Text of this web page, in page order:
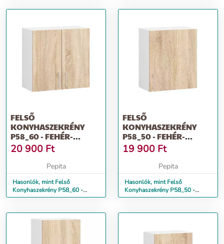
FELSŐ
KONYHASZEKRÉNY
P58_60 - FEHÉR-
SONOMA
20 900 Ft
Pepita
Hasonlók, mint Felső
Konyhaszekrény P58_60 -
fehér-sonoma
FELSŐ
KONYHASZEKRÉNY
P58_50 - FEHÉR-
SONOMA
19 900 Ft
Pepita
Hasonlók, mint Felső
Konyhaszekrény P58_50 -
fehér-sonoma